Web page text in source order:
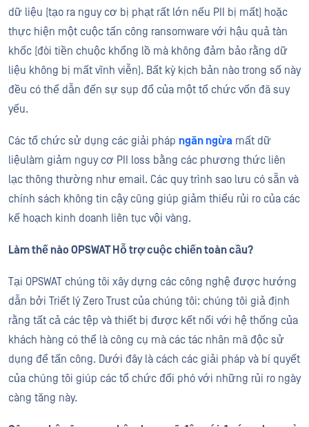
dữ liệu (tạo ra nguy cơ bị phạt rất lớn nếu PII bị mất) hoặc
thực hiện một cuộc tấn công ransomware với hậu quả tàn
khốc (đòi tiền chuộc khổng lồ mà không đảm bảo rằng dữ
liệu không bị mất vĩnh viễn). Bất kỳ kịch bản nào trong số này
đều có thể dẫn đến sự sụp đổ của một tổ chức vốn đã suy
yếu.
Các tổ chức sử dụng các giải pháp ngăn ngừa mất dữ
liệulàm giảm nguy cơ PII loss bằng các phương thức liên
lạc thông thường như email. Các quy trình sao lưu có sẵn và
chính sách không tin cậy cũng giúp giảm thiểu rủi ro của các
kế hoạch kinh doanh liên tục vội vàng.
Làm thế nào OPSWAT Hỗ trợ cuộc chiến toàn cầu?
Tại OPSWAT chúng tôi xây dựng các công nghệ được hướng
dẫn bởi Triết lý Zero Trust của chúng tôi: chúng tôi giả định
rằng tất cả các tệp và thiết bị được kết nối với hệ thống của
khách hàng có thể là công cụ mà các tác nhân mã độc sử
dụng để tấn công. Dưới đây là cách các giải pháp và bí quyết
của chúng tôi giúp các tổ chức đối phó với những rủi ro ngày
càng tăng này.